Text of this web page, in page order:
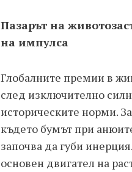
Пазарът на
на импулса
Глобалните премии в
след изключително
историческите норми.
където бумът при
започва да губи
основен двигател на